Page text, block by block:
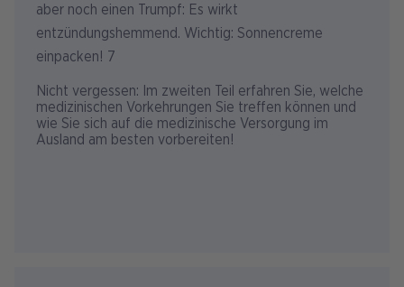
aber noch einen Trumpf: Es wirkt
entzündungshemmend. Wichtig: Sonnencreme
einpacken! 7
Nicht vergessen: Im zweiten Teil erfahren Sie, welche
medizinischen Vorkehrungen Sie treffen können und
wie Sie sich auf die medizinische Versorgung im
Ausland am besten vorbereiten!